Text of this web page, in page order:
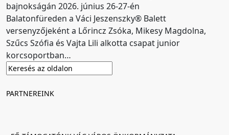
bajnokságán 2026. június 26-27-én
Balatonfüreden a Váci Jeszenszky® Balett
versenyzőjeként a Lőrincz Zsóka, Mikesy Magdolna,
Szűcs Szófia és Vajta Lili alkotta csapat junior
korcsoportban…
PARTNEREINK